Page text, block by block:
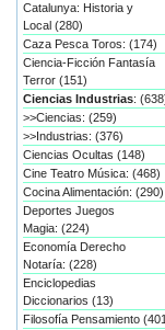
Catalunya: Historia y
Local (280)
Caza Pesca Toros: (174)
Ciencia-Ficción Fantasía
Terror (151)
Ciencias Industrias:
>>Ciencias: (259)
>>Industrias: (376)
Ciencias Ocultas (148)
Cine Teatro Música: (468)
Cocina Alimentación: (290)
Deportes Juegos
Magia: (224)
Economía Derecho
Notaría: (228)
Enciclopedias
Diccionarios (13)
Filosofía Pensamiento